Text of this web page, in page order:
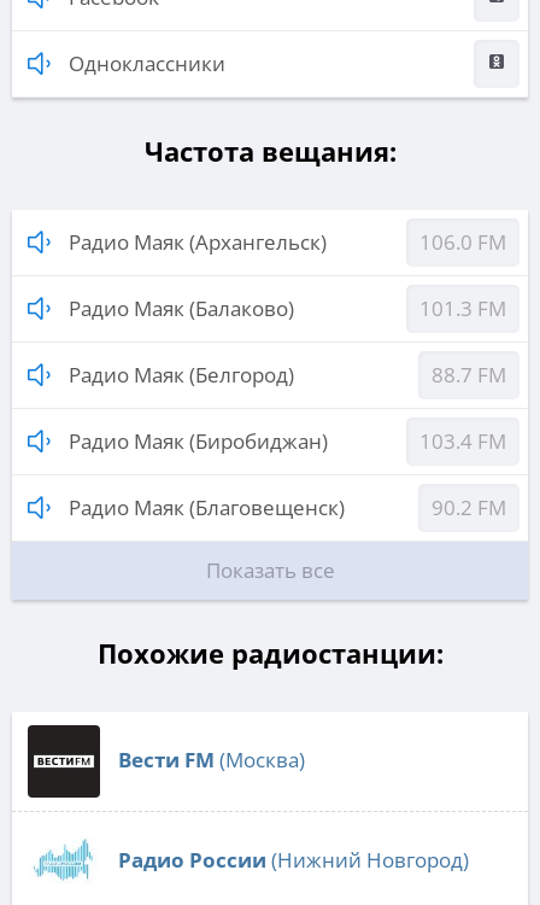
Одноклассники
Частота вещания:
Радио Маяк (Архангельск) 106.0 FM
Радио Маяк (Балаково) 101.3 FM
Радио Маяк (Белгород) 88.7 FM
Радио Маяк (Биробиджан) 103.4 FM
Радио Маяк (Благовещенск) 90.2 FM
Показать все
Похожие радиостанции:
Вести FM (Москва)
Радио России (Нижний Новгород)